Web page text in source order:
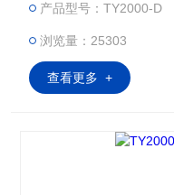
产品型号：TY2000-D
浏览量：25303
查看更多 +